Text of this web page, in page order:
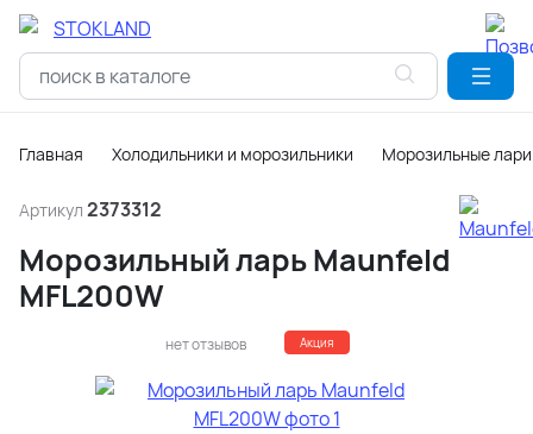
Главная Холодильники и морозильники Морозильные лари
Артикул 2373312
Морозильный ларь Maunfeld
MFL200W
нет отзывов Акция